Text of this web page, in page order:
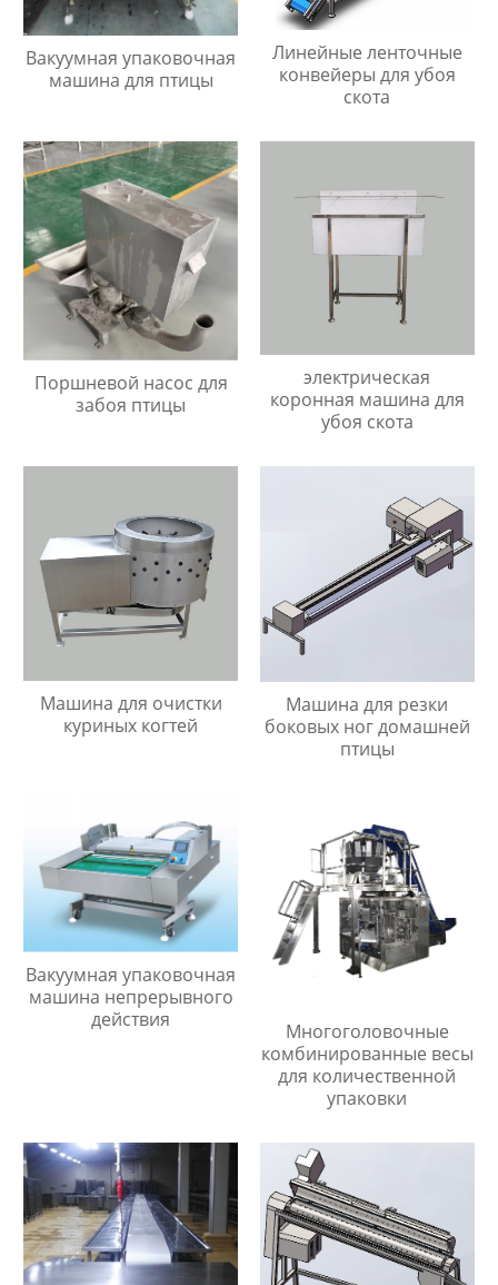
Вакуумная упаковочная
машина для птицы
Линейные ленточные
конвейеры для убоя
скота
Поршневой насос для
забоя птицы
электрическая
коронная машина для
убоя скота
Машина для очистки
куриных когтей
Машина для резки
боковых ног домашней
птицы
Вакуумная упаковочная
машина непрерывного
действия
Многоголовочные
комбинированные весы
для количественной
упаковки